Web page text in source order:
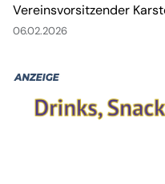
Vereinsvorsitzender
Mischung aus Lesungen,
06.02.2026